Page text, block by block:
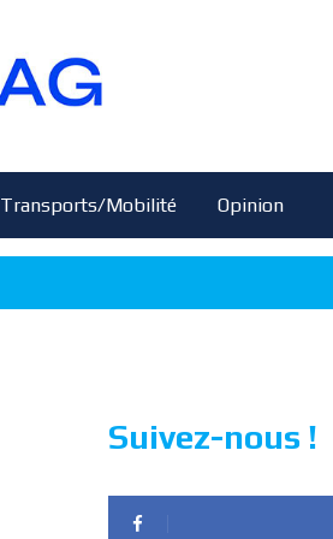
Transports/Mobilité Opinion
Suivez-nous !